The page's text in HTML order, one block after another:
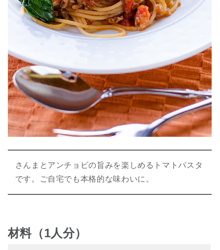
さんまとアンチョビの旨みを楽しめるトマトパスタ
です。ご自宅でも本格的な味わいに。
材料（1人分）